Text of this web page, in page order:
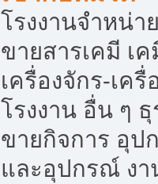
โรงงานจำหน่
ขายสารเคมี เ
เครื่องจักร-เค
โรงงาน อื่น ๆ
ขายกิจการ อุป
และอุปกรณ์ ง